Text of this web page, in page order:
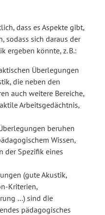
dass es Aspekte gibt,
sodass sich daraus der
ergeben könnte, z. B.:
Überlegungen
die neben den
auch weitere Bereiche,
Arbeitsgedächtnis,
beruhen
Wissen,
der Spezifik eines
(gute Akustik,
Kriterien,
…) sind die
pädagogisches